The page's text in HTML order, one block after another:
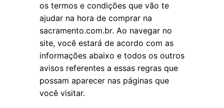
os termos e condições que vão te
ajudar na hora de comprar na
sacramento.com.br. Ao navegar no
site, você estará de acordo com as
informações abaixo e todos os outros
avisos referentes a essas regras que
possam aparecer nas páginas que
você visitar.